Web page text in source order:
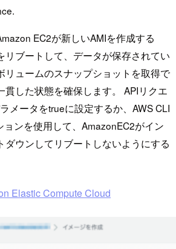
EC2が新しいAMIを作成する
リブートして、データが保存されてい
リュームのスナップショットを取得で
貫した状態を確保します。 APIリクエ
メータをtrueに設定するか、AWS CLI
ョンを使用して、AmazonEC2がイン
ダウンしてリブートしないようにする
Elastic Compute Cloud